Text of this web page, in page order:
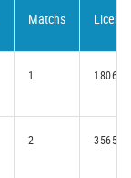
Matchs
1 18066
2 35656